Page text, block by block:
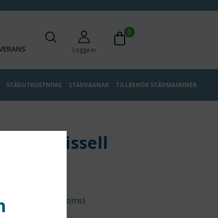
Logga in
0
STÄDUTRUSTNING STÄDVAGNAR TILLBEHÖR STÄDMASKINER
Bissell
kr
(ex moms)